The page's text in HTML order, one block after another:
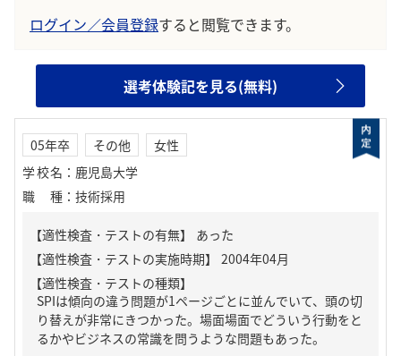
ログイン／会員登録すると閲覧できます。
選考体験記を見る(無料)
05年卒 その他
女性
学校名 ： 鹿児島大学
職種 ： 技術採用
【適性検査・テストの有無】 あった
【適性検査・テストの種類】
SPIは傾向の違う問題が1ページごとに並んでいて、頭の切
り替えが非常にきつかった。場面場面でどういう行動をと
るかやビジネスの常識を問うような問題もあった。